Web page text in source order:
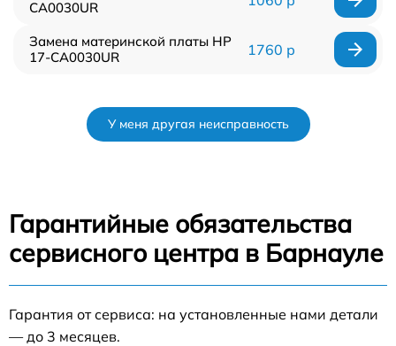
CA0030UR
Замена материнской платы HP
17-CA0030UR
1760 р
У меня другая неисправность
Гарантийные обязательства
сервисного центра в Барнауле
Гарантия от сервиса: на установленные нами детали
— до 3 месяцев.